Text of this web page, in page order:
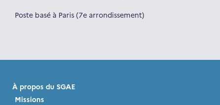
Poste basé à Paris (7e arrondissement)
À propos du SGAE
Missions